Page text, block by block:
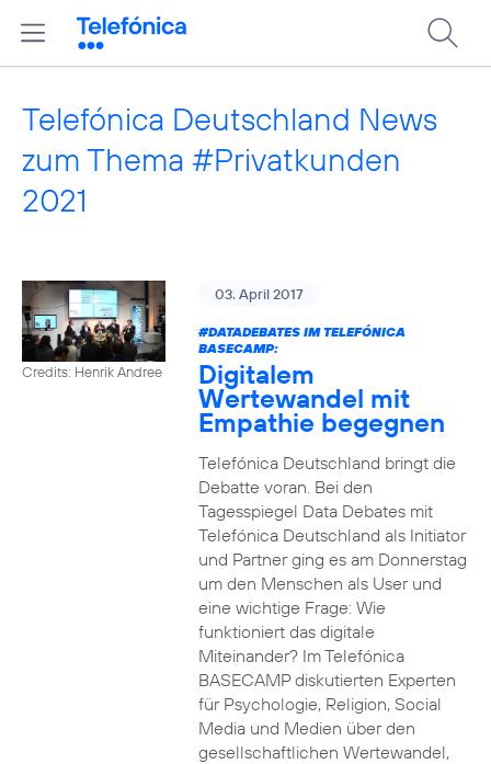
Telefónica Deutschland News
zum Thema #Privatkunden
2021
Credits: Henrik Andree
03. April 2017
#DATADEBATESIM TELEFÓNICA
BASECAMP:
Digitalem
Wertewandel mit
Empathie begegnen
Telefónica Deutschland bringt die
Debatte voran. Bei den
Tagesspiegel Data Debates mit
Telefónica Deutschland als Initiator
und Partner ging es am Donnerstag
um den Menschen als User und
eine wichtige Frage: Wie
funktioniert das digitale
Miteinander? Im Telefónica
BASECAMP diskutierten Experten
für Psychologie, Religion, Social
Media und Medien über den
gesellschaftlichen Wertewandel,